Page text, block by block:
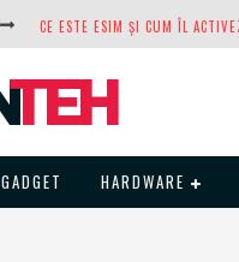
DUPĂ ANI DE REFUZURI,
GADGET HARDWARE